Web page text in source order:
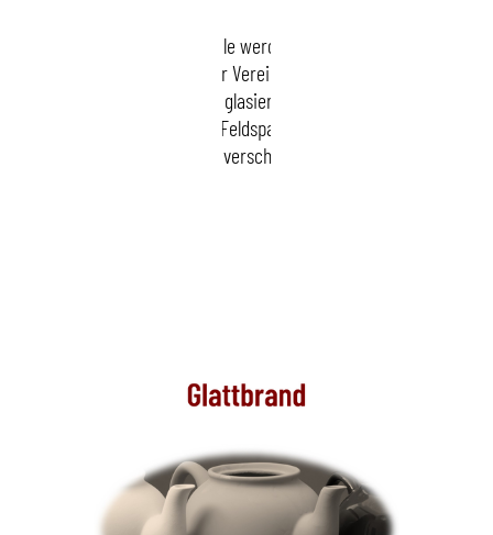
Die verglühten Teile werden am Boden mit
einer Firmen- oder Vereinsmarke versehen
(Bodenmarke) und glasiert. Die Glasur selbst
besteht aus Quarz, Feldspat, wenig Kaolin und
einem hohen Anteil verschiedener Flussmittel.